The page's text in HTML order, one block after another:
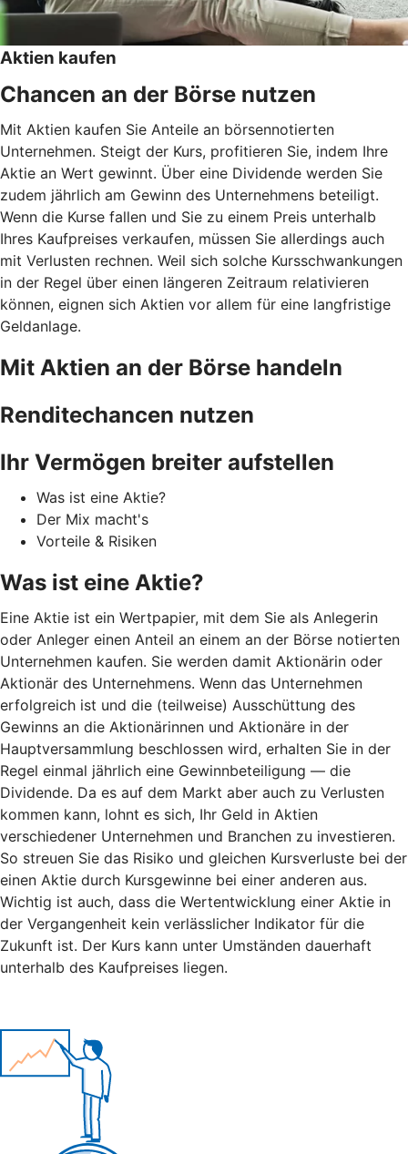
Aktien kaufen
Chancen an der Börse nutzen
Mit Aktien kaufen Sie Anteile an börsennotierten
Unternehmen. Steigt der Kurs, profitieren Sie, indem Ihre
Aktie an Wert gewinnt. Über eine Dividende werden Sie
zudem jährlich am Gewinn des Unternehmens beteiligt.
Wenn die Kurse fallen und Sie zu einem Preis unterhalb
Ihres Kaufpreises verkaufen, müssen Sie allerdings auch
mit Verlusten rechnen. Weil sich solche Kursschwankungen
in der Regel über einen längeren Zeitraum relativieren
können, eignen sich Aktien vor allem für eine langfristige
Geldanlage.
Mit Aktien an der Börse handeln
Renditechancen nutzen
Ihr Vermögen breiter aufstellen
Was ist eine Aktie?
Der Mix macht's
Vorteile & Risiken
Was ist eine Aktie?
Eine Aktie ist ein Wertpapier, mit dem Sie als Anlegerin
oder Anleger einen Anteil an einem an der Börse notierten
Unternehmen kaufen. Sie werden damit Aktionärin oder
Aktionär des Unternehmens. Wenn das Unternehmen
erfolgreich ist und die (teilweise) Ausschüttung des
Gewinns an die Aktionärinnen und Aktionäre in der
Hauptversammlung beschlossen wird, erhalten Sie in der
Regel einmal jährlich eine Gewinnbeteiligung — die
Dividende. Da es auf dem Markt aber auch zu Verlusten
kommen kann, lohnt es sich, Ihr Geld in Aktien
verschiedener Unternehmen und Branchen zu investieren.
So streuen Sie das Risiko und gleichen Kursverluste bei der
einen Aktie durch Kursgewinne bei einer anderen aus.
Wichtig ist auch, dass die Wertentwicklung einer Aktie in
der Vergangenheit kein verlässlicher Indikator für die
Zukunft ist. Der Kurs kann unter Umständen dauerhaft
unterhalb des Kaufpreises liegen.